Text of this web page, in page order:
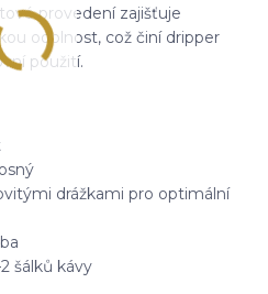
provedení zajišťuje
odolnost, což činí dripper
použití.
drážkami pro optimální
šálků kávy